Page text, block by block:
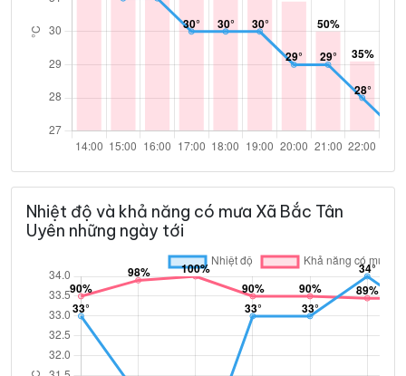
Nhiệt độ và khả năng có mưa Xã Bắc Tân
Uyên những ngày tới